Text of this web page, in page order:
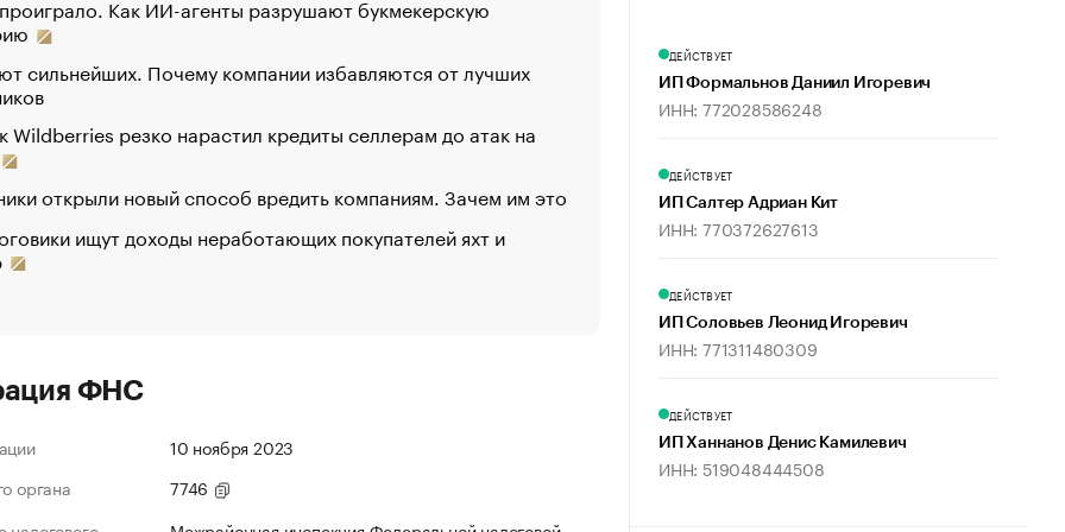
Как ИИ-агенты разрушают букмекерскую
сильнейших. Почему компании избавляются от лучших
Wildberries резко нарастил кредиты селлерам до атак на
открыли новый способ вредить компаниям. Зачем им это
ищут доходы неработающих покупателей яхт и
Функции менеджмента: пять ключевых основ
управления
Стресс обеспеченных людей: почему рост доходов
ФНС
10 ноября 2023
органа
7746
ДЕЙСТВУЕТ
ИП Формальнов Даниил Игоревич
ИНН: 772028586248
ДЕЙСТВУЕТ
ИП Салтер Адриан Кит
ИНН: 770372627613
ДЕЙСТВУЕТ
ИП Соловьев Леонид Игоревич
ИНН: 771311480309
ДЕЙСТВУЕТ
ИП Ханнанов Денис Камилевич
ИНН: 519048444508